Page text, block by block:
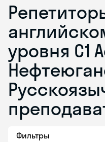
уровня C1
Фильтры
Skyeng Chat
online